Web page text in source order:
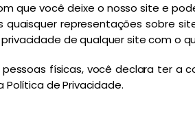
que você deixe o nosso site e
representações sobre
de qualquer site com o
físicas, você declara ter
de Privacidade.